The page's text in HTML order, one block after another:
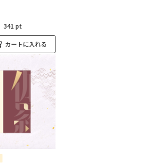
341 pt
カートに入れる